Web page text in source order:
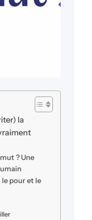
la
? Une
pour et le